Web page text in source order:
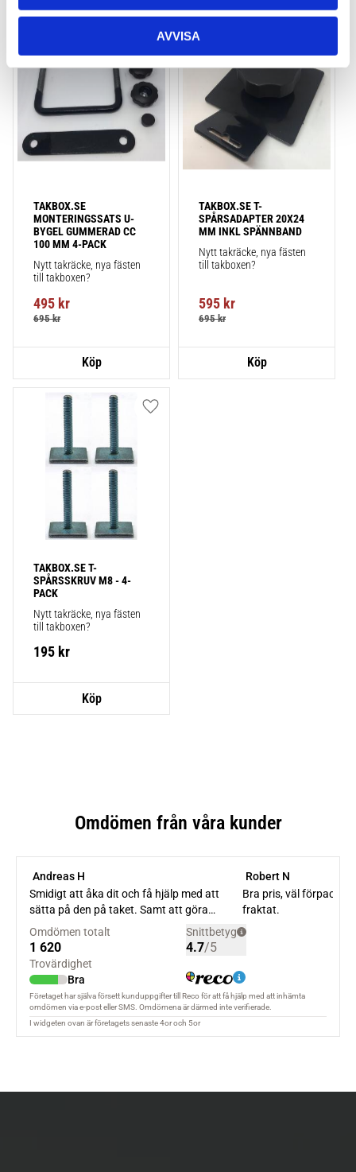
AVVISA
TAKBOX.SE
MONTERINGSSATS U-
BYGEL GUMMERAD CC
100 MM 4-PACK
Nytt takräcke, nya fästen
till takboxen?
495 kr
695kr
Lägg till i favoriter
TAKBOX.SE T-
SPÅRSADAPTER 20X24
MM INKL SPÄNNBAND
Nytt takräcke, nya fästen
till takboxen?
595 kr
695kr
Lägg
TAKBOX.SE T-
SPÅRSSKRUV M8 - 4-
PACK
Nytt takräcke, nya fästen
till takboxen?
195 kr
Lägg till i favoriter